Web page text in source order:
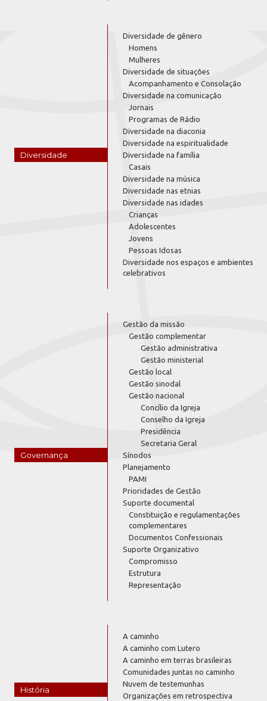
Diversidade
Diversidade de gênero
Homens
Mulheres
Diversidade de situações
Acompanhamento e Consolação
Diversidade na comunicação
Jornais
Programas de Rádio
Diversidade na diaconia
Diversidade na espiritualidade
Diversidade na família
Casais
Diversidade na música
Diversidade nas etnias
Diversidade nas idades
Crianças
Adolescentes
Jovens
Pessoas Idosas
Diversidade nos espaços e ambientes
celebrativos
Governança
Gestão da missão
Gestão complementar
Gestão administrativa
Gestão ministerial
Gestão local
Gestão sinodal
Gestão nacional
Concílio da Igreja
Conselho da Igreja
Presidência
Secretaria Geral
Sínodos
Planejamento
PAMI
Prioridades de Gestão
Suporte documental
Constituição e regulamentações
complementares
Documentos Confessionais
Suporte Organizativo
Compromisso
Estrutura
Representação
História
A caminho
A caminho com Lutero
A caminho em terras brasileiras
Comunidades juntas no caminho
Nuvem de testemunhas
Organizações em retrospectiva